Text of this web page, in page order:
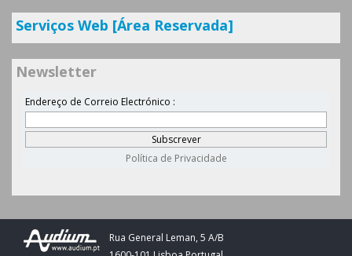
Serviços Web [Área Reservada]
Newsletter
Rua General Leman, 5 A/B